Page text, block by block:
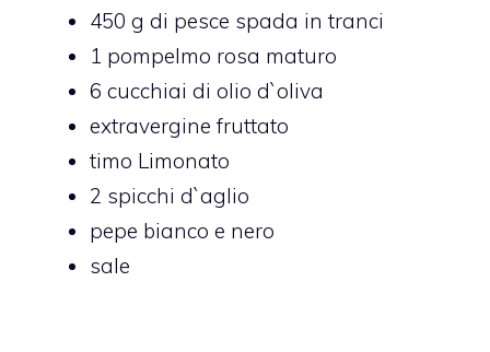
450 g di pesce spada in tranci
1 pompelmo rosa maturo
6 cucchiai di olio d`oliva
extravergine fruttato
timo Limonato
2 spicchi d`aglio
pepe bianco e nero
sale